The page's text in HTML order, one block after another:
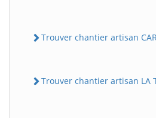
Trouver chantier artisan
Trouver chantier artisan LA